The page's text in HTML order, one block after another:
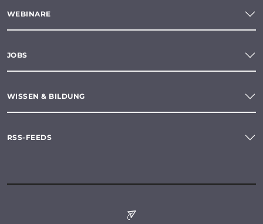
WEBINARE
JOBS
WISSEN & BILDUNG
RSS-FEEDS